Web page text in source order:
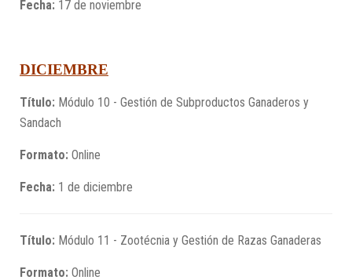
Fecha: 17 de noviembre
DICIEMBRE
Título: Módulo 10 - Gestión de Subproductos Ganaderos y
Sandach
Formato: Online
Fecha: 1 de diciembre
Título: Módulo 11 - Zootécnia y Gestión de Razas Ganaderas
Formato: Online